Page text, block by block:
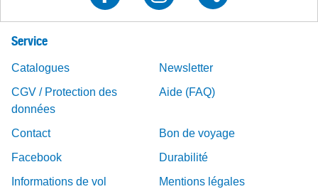
Service
Catalogues
Newsletter
CGV / Protection des
données
Aide (FAQ)
Contact
Bon de voyage
Facebook
Durabilité
Informations de vol
Mentions légales